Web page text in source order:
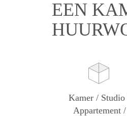
EEN
Kamer / Studio
Appartement /